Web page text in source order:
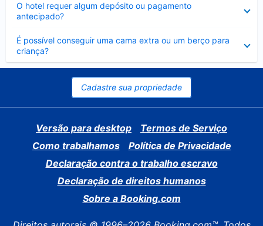
O hotel requer algum depósito ou pagamento
antecipado?
É possível conseguir uma cama extra ou um berço para
criança?
Contraído
Cadastre sua propriedade
Versão para desktop
Termos de Serviço
Como trabalhamos
Política de Privacidade
Declaração contra o trabalho escravo
Declaração de direitos humanos
Sobre a Booking.com